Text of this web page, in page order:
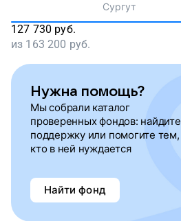
Сургут
127 730 руб.
из 163 200 руб.
Нужна помощь?
Мы собрали каталог
проверенных фондов: найдите
поддержку или помогите тем,
кто в ней нуждается
Найти фонд